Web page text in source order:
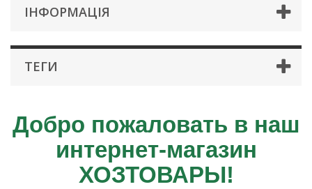
IНФОРМАЦIЯ
ТЕГИ
Добро пожаловать в наш
интернет-магазин
ХОЗТОВАРЫ!